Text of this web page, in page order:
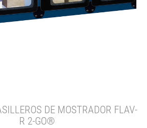
DE MOSTRADOR FLAV-
R 2-GO®